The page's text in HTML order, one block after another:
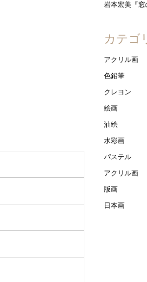
岩本宏美『窓
カテゴ
アクリル画
色鉛筆
クレヨン
絵画
油絵
水彩画
パステル
アクリル画
版画
日本画